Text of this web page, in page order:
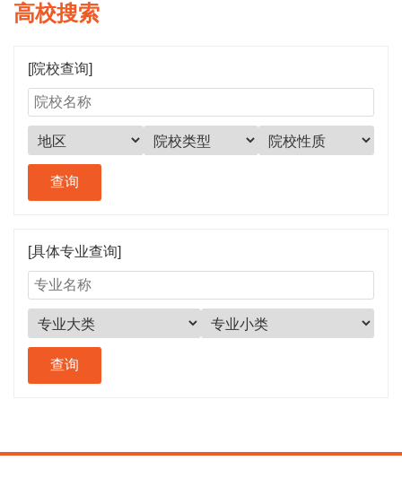
高校搜索
[院校查询]
[具体专业查询]